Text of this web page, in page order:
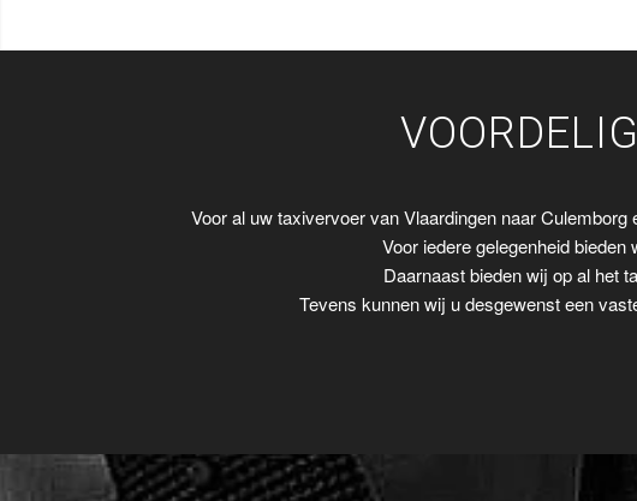
Voor al uw taxivervoer van Vlaardingen naar
Voor iedere gelegenheid
Daarnaast bieden wij op al het
Tevens kunnen wij u desgewenst een